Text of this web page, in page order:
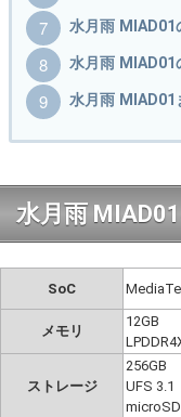
水月雨 MIAD01
水月雨 MIAD01
水月雨 MIAD01
水月雨
SoC
メモリ
12GB
ストレージ
256GB
UFS 3.1